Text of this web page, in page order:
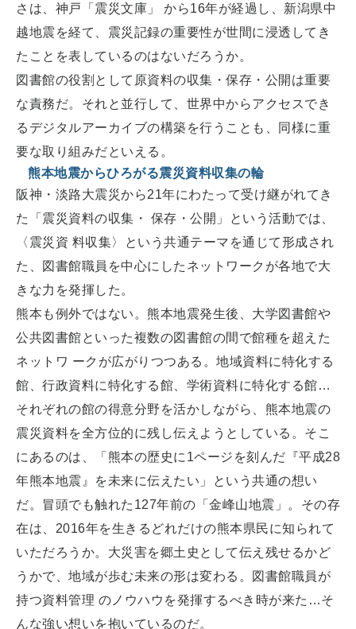
さは、神戸「震災文庫」 から16年が経過し、新潟県中
越地震を経て、震災記録の重要性が世間に浸透してき
たことを表しているのはないだろうか。
図書館の役割として原資料の収集・保存・公開は重要
な責務だ。それと並行して、世界中からアクセスでき
るデジタルアーカイブの構築を行うことも、同様に重
要な取り組みだといえる。
熊本地震からひろがる震災資料収集の輪
阪神・淡路大震災から21年にわたって受け継がれてき
た「震災資料の収集・ 保存・公開」という活動では、
〈震災資 料収集〉という共通テーマを通じて形成され
た、図書館職員を中心にしたネットワークが各地で大
きな力を発揮した。
熊本も例外ではない。熊本地震発生後、大学図書館や
公共図書館といった複数の図書館の間で館種を超えた
ネットワ ークが広がりつつある。地域資料に特化する
館、行政資料に特化する館、学術資料に特化する館…
それぞれの館の得意分野を活かしながら、熊本地震の
震災資料を全方位的に残し伝えようとしている。そこ
にあるのは、「熊本の歴史に1ページを刻んだ『平成28
年熊本地震』を未来に伝えたい」という共通の想い
だ。冒頭でも触れた127年前の「金峰山地震」。その存
在は、2016年を生きるどれだけの熊本県民に知られて
いただろうか。大災害を郷土史として伝え残せるかど
うかで、地域が歩む未来の形は変わる。図書館職員が
持つ資料管理 のノウハウを発揮するべき時が来た…そ
んな強い想いを抱いているのだ。